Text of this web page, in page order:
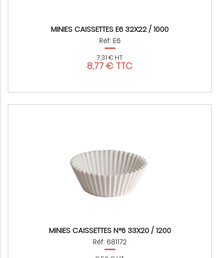
MINIES CAISSETTES E6 32X22 / 1000
Réf: E6
7,31 € HT
8,77 € TTC
MINIES CAISSETTES N°6 33X20 / 1200
Réf: 681172